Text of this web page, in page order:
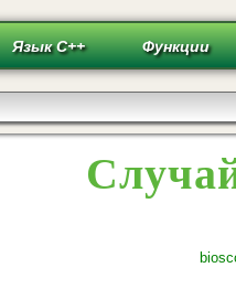
Язык С++ Функции